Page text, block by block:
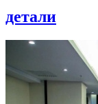
детали